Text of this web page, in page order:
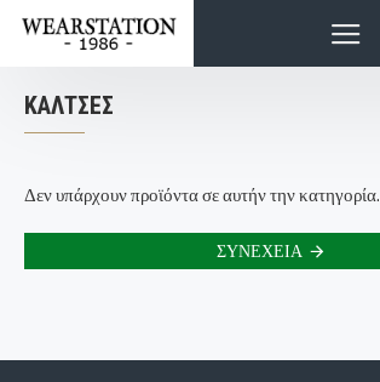
ΚΆΛΤΣΕΣ
Δεν υπάρχουν προϊόντα σε αυτήν την κατηγορία.
ΣΥΝΈΧΕΙΑ